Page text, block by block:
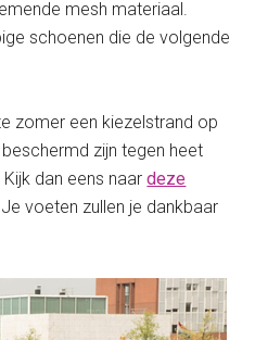
mesh materiaal.
schoenen die de volgende
zomer een kiezelstrand op
zijn tegen heet
dan eens naardeze
voeten zullen je dankbaar